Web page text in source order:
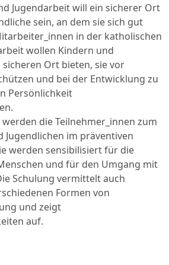
Jugendarbeit will ein sicherer Ort
sein, an dem sie sich gut
in der katholischen
wollen Kindern und
sicheren Ort bieten, sie vor
und bei der Entwicklung zu
Persönlichkeit
die Teilnehmer_innen zum
Jugendlichen im präventiven
werden sensibilisiert für die
und für den Umgang mit
Schulung vermittelt auch
Formen von
und zeigt
auf.